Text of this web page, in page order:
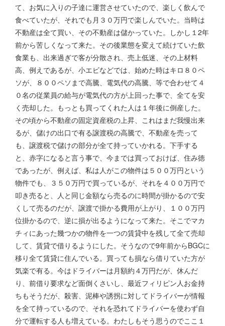
て、お気に入りの子達に運営させていたので、楽しく飲んで
食べていたが、それでも月３０万円で楽しんでいた。当時は
不動産は全て買い、その不動産は儲かっていた。しかし１2年
前から苦しくなって来た。その後業態を変えて続けていた飲
食業も、出来過ぎで客が分散され、売上低迷、その上材料
高、例えであるが、小エビなどでは、始めた時はキロ８０ペ
ソが、８００ペソまで高騰、電気代の高騰、等で合わせて４
０名の従業員の給与が電気代の方が上回った事で、全てを安
く売却した。もっとも買ってくれた人は１年後に倒産した。
その頃から不動産の固定資産税の上昇、これはまだ我慢出来
るが、儲けの出口で有る譲渡税の高騰で、不動産を売って
も、譲渡税で儲けの部分が全て持っていかれる。下手する
と、赤字になると言う事で、今までは買っておけば、住み徳
であったが、例えば、私は人がこの物件は５００万円という
物件でも、３５０万円で買っているが、それを４００万円で
叩き売ると、人と同じ金額なら売るのに時間が掛かるので安
くして売るのだが、譲渡で掛かる費用が上がり、１００万円
位掛かるので、逆に損が出るようになって来た。そこでマカ
チィにあった幾つかの物件を一つの賃貸中を残して全て売却
して、賃貸で借りるようにした。そうなので9年前からBGCに
移り全て賃貸に住んでいる。買っても損なら借りていた方が
気楽で有る。今はドライバーは月額約４万円だが、休んだ
り、前借り要求など面倒くさいし、最近フィリピン人お金持
ちもそうだが、殺害、泥棒や誘拐に対してドライバーが情報
を全て持っているので、それを恐れてドライバーを使わず自
分で運転する人も増えている。わたしもそう思うのでここ１